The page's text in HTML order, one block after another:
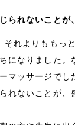
られないことが
それよりももっ
になりました。
マッサージでし
れないことが、